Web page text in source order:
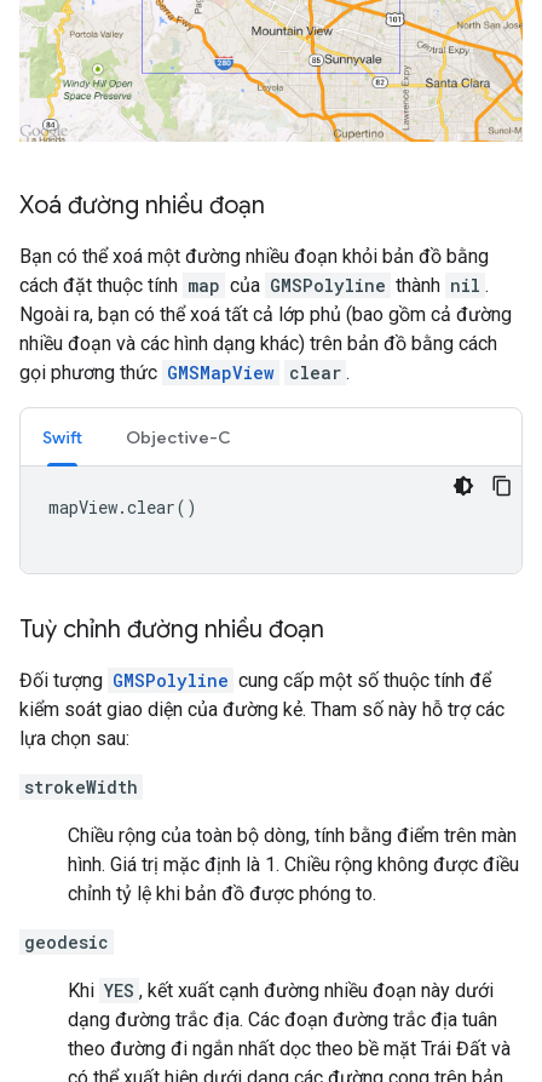
Xoá đường nhiều đoạn
Bạn có thể xoá một đường nhiều đoạn khỏi bản đồ bằng
cách đặt thuộc tính map của GMSPolyline thành nil .
Ngoài ra, bạn có thể xoá tất cả lớp phủ (bao gồm cả đường
nhiều đoạn và các hình dạng khác) trên bản đồ bằng cách
gọi phương thức GMSMapView clear .
Swift Objective-C
mapView.clear()
Tuỳ chỉnh đường nhiều đoạn
Đối tượng GMSPolyline cung cấp một số thuộc tính để
kiểm soát giao diện của đường kẻ. Tham số này hỗ trợ các
lựa chọn sau:
strokeWidth
Chiều rộng của toàn bộ dòng, tính bằng điểm trên màn
hình. Giá trị mặc định là 1. Chiều rộng không được điều
chỉnh tỷ lệ khi bản đồ được phóng to.
geodesic
Khi YES , kết xuất cạnh đường nhiều đoạn này dưới
dạng đường trắc địa. Các đoạn đường trắc địa tuân
theo đường đi ngắn nhất dọc theo bề mặt Trái Đất và